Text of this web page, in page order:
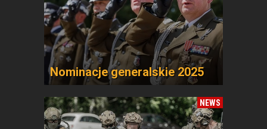
Nominacje generalskie 2025
NEWS